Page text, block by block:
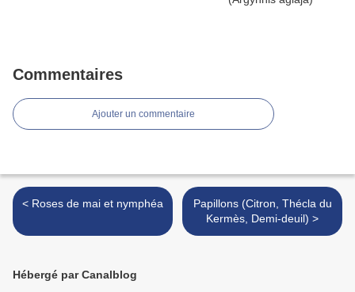
Commentaires
Ajouter un commentaire
< Roses de mai et nymphéa
Papillons (Citron, Thécla du
Kermès, Demi-deuil) >
Hébergé par Canalblog